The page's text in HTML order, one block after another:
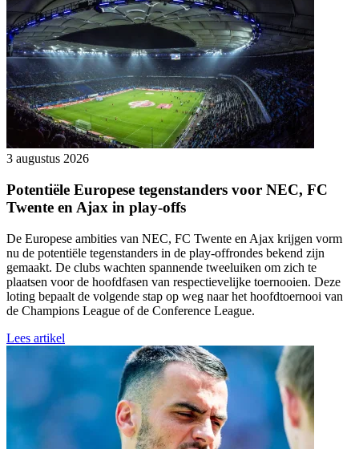
3 augustus 2026
Potentiële Europese tegenstanders voor NEC, FC
Twente en Ajax in play-offs
De Europese ambities van NEC, FC Twente en Ajax krijgen vorm
nu de potentiële tegenstanders in de play-offrondes bekend zijn
gemaakt. De clubs wachten spannende tweeluiken om zich te
plaatsen voor de hoofdfasen van respectievelijke toernooien. Deze
loting bepaalt de volgende stap op weg naar het hoofdtoernooi van
de Champions League of de Conference League.
Lees artikel